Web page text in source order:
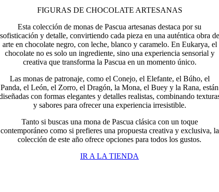
FIGURAS DE CHOCOLATE ARTESANAS
Esta colección de monas de Pascua artesanas destaca por su
sofisticación y detalle, convirtiendo cada pieza en una auténtica obra de
arte en chocolate negro, con leche, blanco y caramelo. En Eukarya, el
chocolate no es solo un ingrediente, sino una experiencia sensorial y
creativa que transforma la Pascua en un momento único.
Las monas de patronaje, como el Conejo, el Elefante, el Búho, el
Panda, el León, el Zorro, el Dragón, la Mona, el Buey y la Rana, están
con formas elegantes y detalles realistas, combinando
y sabores para ofrecer una experiencia irresistible.
Tanto si buscas una mona de Pascua clásica con un toque
contemporáneo como si prefieres una propuesta creativa y exclusiva, la
colección de este año ofrece opciones para todos los gustos.
IR A LA TIENDA